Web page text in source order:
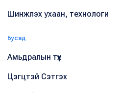
Шинжлэх ухаан, технологи
Бусад
Амьдралын түүх
Цэгцтэй Сэтгэх